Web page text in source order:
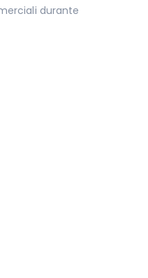
durante